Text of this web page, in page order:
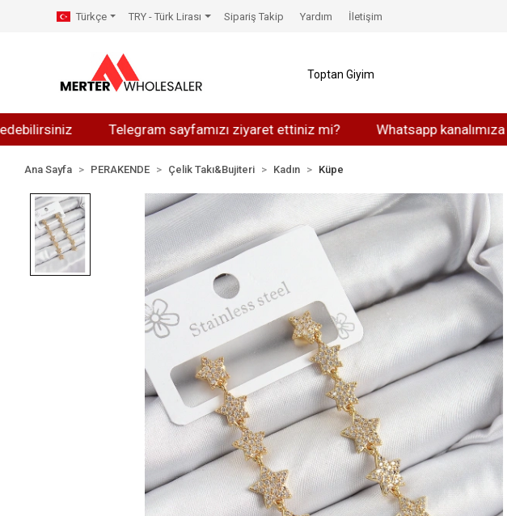
Telegram sayfamızı ziyaret ettiniz mi? Whatsapp kanalımıza
Türkçe TRY - Türk Lirası Sipariş Takip Yardım İletişim
Toptan Giyim
Ana Sayfa PERAKENDE Çelik Takı&Bujiteri Kadın Küpe